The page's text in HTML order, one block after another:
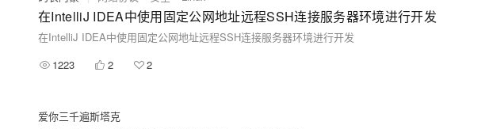
在IntelliJ IDEA中使用固定公网地址远程SSH连接服务器环境进行开发
在IntelliJ IDEA中使用固定公网地址远程SSH连接服务器环境进行开发
1223
2 2
爱你三千遍斯塔克